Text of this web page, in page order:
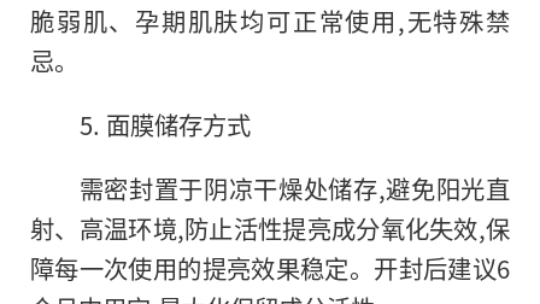
脆弱肌、孕期肌肤均可正常使用,无特殊禁
忌。
5. 面膜储存方式
需密封置于阴凉干燥处储存,避免阳光直
射、高温环境,防止活性提亮成分氧化失效,保
障每一次使用的提亮效果稳定。开封后建议6